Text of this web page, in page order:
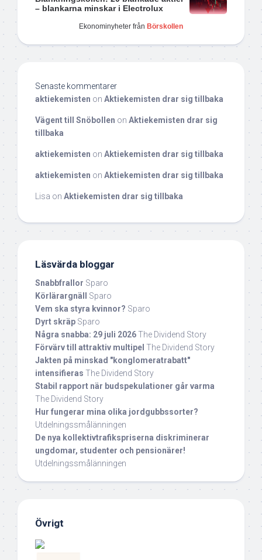
– blankarna minskar i Electrolux
Ekonominyheter från Börskollen
Senaste kommentarer
aktiekemisten on Aktiekemisten drar sig tillbaka
Vägent till Snöbollen on Aktiekemisten drar sig
tillbaka
aktiekemisten on Aktiekemisten drar sig tillbaka
aktiekemisten on Aktiekemisten drar sig tillbaka
Lisa on Aktiekemisten drar sig tillbaka
Läsvärda bloggar
Snabbfrallor Sparo
Körlärargnäll
Sparo
Vem ska styra kvinnor? Sparo
Dyrt skräp Sparo
Några snabba: 29 juli 2026The Dividend Story
Förvärv till attraktiv multipel The Dividend Story
Jakten på minskad "konglomeratrabatt"
intensifieras The Dividend Story
Stabil rapport när budspekulationer går varma
The Dividend Story
Hur fungerar mina olika jordgubbssorter?
Utdelningssmålänningen
De nya kollektivtrafikspriserna diskriminerar
ungdomar, studenter och pensionärer!
Utdelningssmålänningen
Övrigt